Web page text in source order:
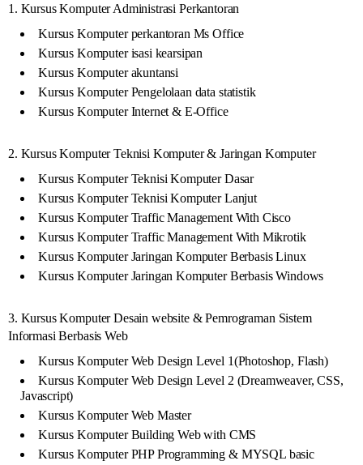
1. Kursus Komputer Administrasi Perkantoran
Kursus Komputer perkantoran Ms Office
Kursus Komputer isasi kearsipan
Kursus Komputer akuntansi
Kursus Komputer Pengelolaan data statistik
Kursus Komputer Internet & E-Office
2. Kursus Komputer Teknisi Komputer & Jaringan Komputer
Kursus Komputer Teknisi Komputer Dasar
Kursus Komputer Teknisi Komputer Lanjut
Kursus Komputer Traffic Management With Cisco
Kursus Komputer Traffic Management With Mikrotik
Kursus Komputer Jaringan Komputer Berbasis Linux
Kursus Komputer Jaringan Komputer Berbasis Windows
3. Kursus Komputer Desain website & Pemrograman Sistem
Informasi Berbasis Web
Kursus Komputer Web Design Level 1(Photoshop, Flash)
Kursus Komputer Web Design Level 2 (Dreamweaver, CSS,
Javascript)
Kursus Komputer Web Master
Kursus Komputer Building Web with CMS
Kursus Komputer PHP Programming & MYSQL basic